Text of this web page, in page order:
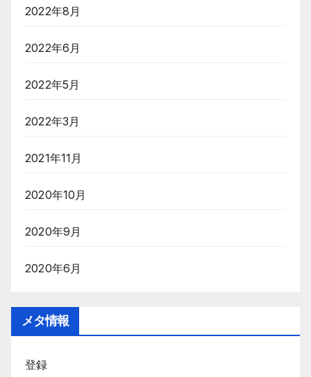
2022年8月
2022年6月
2022年5月
2022年3月
2021年11月
2020年10月
2020年9月
2020年6月
メタ情報
登録